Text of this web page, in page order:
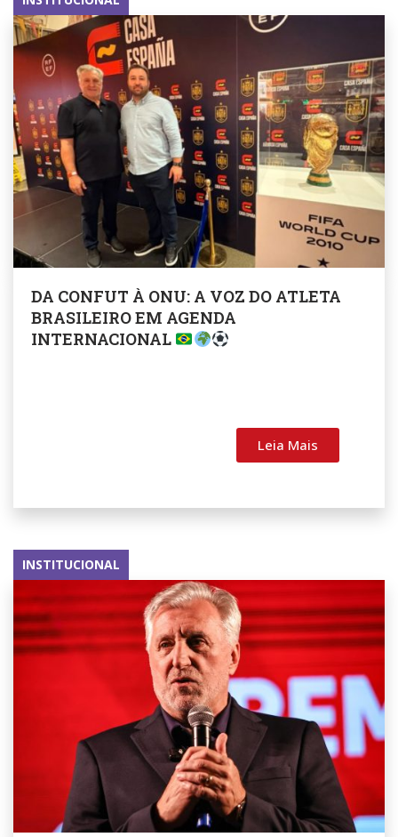
DA CONFUT À ONU: A VOZ DO ATLETA
BRASILEIRO EM AGENDA
INTERNACIONAL
Leia Mais
INSTITUCIONAL